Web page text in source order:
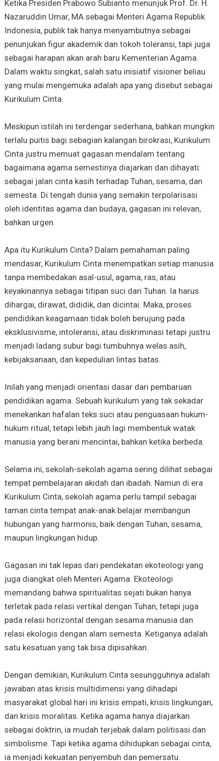
Ketika Presiden Prabowo Subianto menunjuk Prof. Dr. H.
Nazaruddin Umar, MA sebagai Menteri Agama Republik
Indonesia, publik tak hanya menyambutnya sebagai
penunjukan figur akademik dan tokoh toleransi, tapi juga
sebagai harapan akan arah baru Kementerian Agama.
Dalam waktu singkat, salah satu inisiatif visioner beliau
yang mulai mengemuka adalah apa yang disebut sebagai
Kurikulum Cinta.
Meskipun istilah ini terdengar sederhana, bahkan mungkin
terlalu puitis bagi sebagian kalangan birokrasi, Kurikulum
Cinta justru memuat gagasan mendalam tentang
bagaimana agama semestinya diajarkan dan dihayati:
sebagai jalan cinta kasih terhadap Tuhan, sesama, dan
semesta. Di tengah dunia yang semakin terpolarisasi
oleh identitas agama dan budaya, gagasan ini relevan,
bahkan urgen.
Apa itu Kurikulum Cinta? Dalam pemahaman paling
mendasar, Kurikulum Cinta menempatkan setiap manusia
tanpa membedakan asal-usul, agama, ras, atau
keyakinannya sebagai titipan suci dari Tuhan. Ia harus
dihargai, dirawat, dididik, dan dicintai. Maka, proses
pendidikan keagamaan tidak boleh berujung pada
eksklusivisme, intoleransi, atau diskriminasi tetapi justru
menjadi ladang subur bagi tumbuhnya welas asih,
kebijaksanaan, dan kepedulian lintas batas.
Inilah yang menjadi orientasi dasar dari pembaruan
pendidikan agama. Sebuah kurikulum yang tak sekadar
menekankan hafalan teks suci atau penguasaan hukum-
hukum ritual, tetapi lebih jauh lagi membentuk watak
manusia yang berani mencintai, bahkan ketika berbeda.
Selama ini, sekolah-sekolah agama sering dilihat sebagai
tempat pembelajaran akidah dan ibadah. Namun di era
Kurikulum Cinta, sekolah agama perlu tampil sebagai
taman cinta tempat anak-anak belajar membangun
hubungan yang harmonis, baik dengan Tuhan, sesama,
maupun lingkungan hidup.
Gagasan ini tak lepas dari pendekatan ekoteologi yang
juga diangkat oleh Menteri Agama. Ekoteologi
memandang bahwa spiritualitas sejati bukan hanya
terletak pada relasi vertikal dengan Tuhan, tetapi juga
pada relasi horizontal dengan sesama manusia dan
relasi ekologis dengan alam semesta. Ketiganya adalah
satu kesatuan yang tak bisa dipisahkan.
Dengan demikian, Kurikulum Cinta sesungguhnya adalah
jawaban atas krisis multidimensi yang dihadapi
masyarakat global hari ini krisis empati, krisis lingkungan,
dan krisis moralitas. Ketika agama hanya diajarkan
sebagai doktrin, ia mudah terjebak dalam politisasi dan
simbolisme. Tapi ketika agama dihidupkan sebagai cinta,
ia menjadi kekuatan penyembuh dan pemersatu.